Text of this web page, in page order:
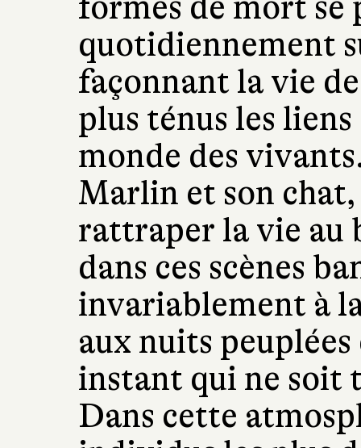
quotidiennement
façonnant la vie
plus ténus les
monde des
Marlin et son
rattraper la vie au
dans ces scènes
invariablement à
aux nuits peuplées
instant qui ne soit
Dans cette